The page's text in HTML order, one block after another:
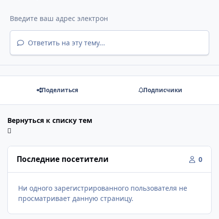
Ответить на эту тему...
Поделиться Подписчики
Вернуться к списку тем
Последние посетители 0
Ни одного зарегистрированного пользователя не
просматривает данную страницу.